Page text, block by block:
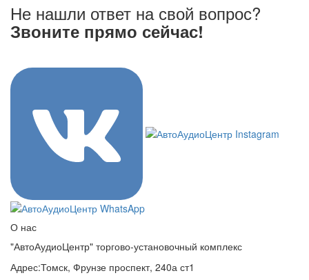
Не нашли ответ на свой вопрос?
Звоните прямо сейчас!
О нас
"АвтоАудиоЦентр" торгово-установочный комплекс
Адрес:Томск, Фрунзе проспект, 240а ст1